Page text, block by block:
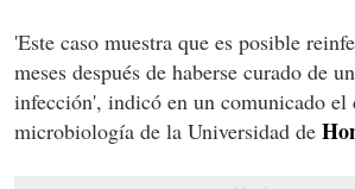
'Este caso muestra que es posible
meses después de haberse curado de
infección', indicó en un comunicado el
microbiología de la Universidad de